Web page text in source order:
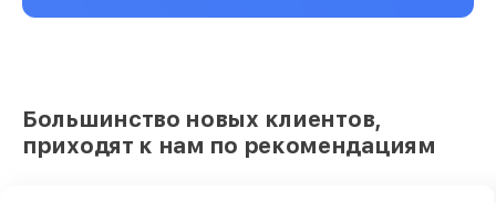
Большинство новых клиентов,
приходят к нам по рекомендациям